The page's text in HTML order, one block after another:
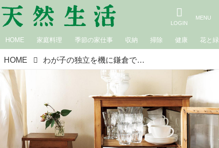
HOME 家庭料理 季節の家仕事 収納 掃除 健康 花と緑
HOME わが子の独立を機に鎌倉でひとり暮らし。20代から集めた“選りすぐり”の白い器と「小さな食器棚」でシンプルに暮らす／ライアー奏者・山下りかさん